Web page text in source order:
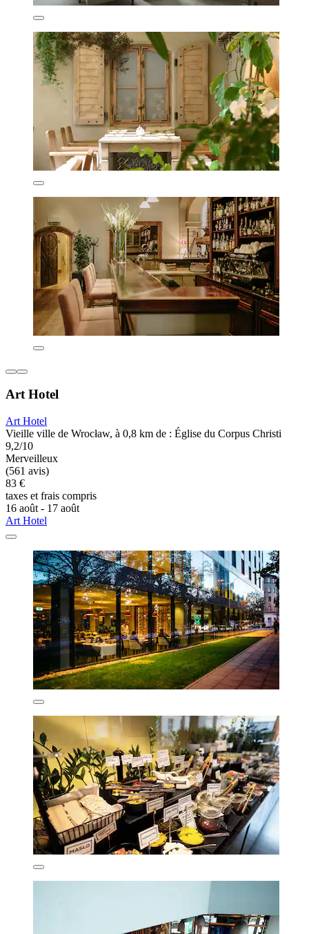
Art Hotel
Art Hotel
Vieille ville de Wrocław, à 0,8 km de : Église du Corpus Christi
9,2/10
Merveilleux
(561 avis)
83 €
taxes et frais compris
16 août - 17 août
Art Hotel